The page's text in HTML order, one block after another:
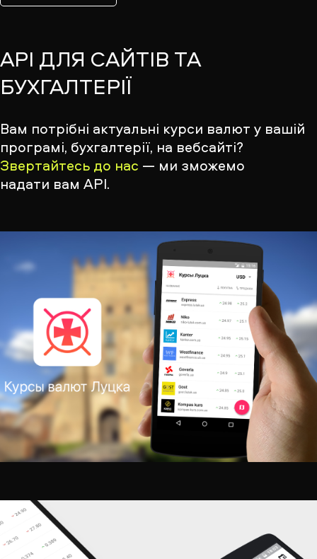
API ДЛЯ САЙТІВ ТА
БУХГАЛТЕРІЇ
Вам потрібні актуальні курси валют у вашій
програмі, бухгалтерії, на вебсайті?
Звертайтесь до нас — ми зможемо
надати вам API.